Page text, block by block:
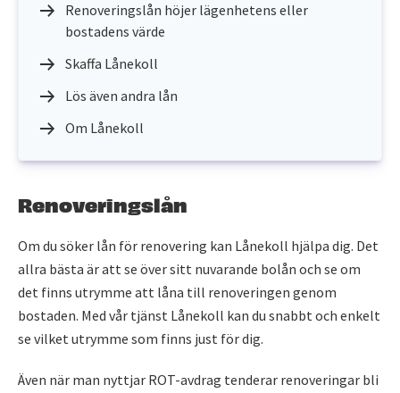
Renoveringslån höjer lägenhetens eller
bostadens värde
Skaffa Lånekoll
Lös även andra lån
Om Lånekoll
Renoveringslån
Om du söker lån för renovering kan Lånekoll hjälpa dig. Det
allra bästa är att se över sitt nuvarande bolån och se om
det finns utrymme att låna till renoveringen genom
bostaden. Med vår tjänst Lånekoll kan du snabbt och enkelt
se vilket utrymme som finns just för dig.
Även när man nyttjar ROT-avdrag tenderar renoveringar bli